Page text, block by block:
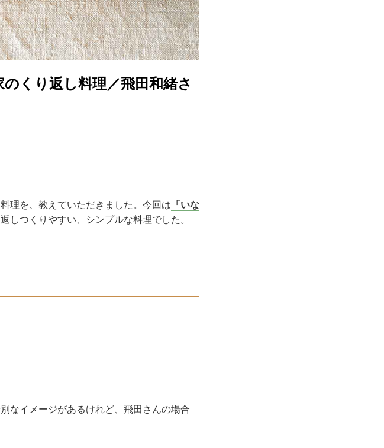
くり返し料理／飛田和緒さ
理を、教えていただきました。今回は 「いな
しつくりやすい、シンプルな料理でした。
なイメージがあるけれど、飛田さんの場合